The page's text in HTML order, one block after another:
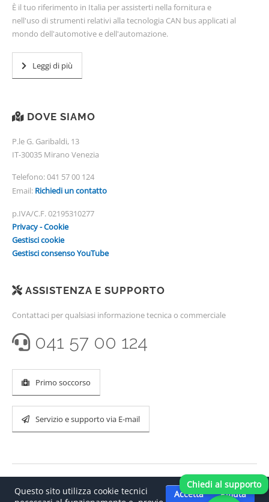
È il tuo riferimento in Italia per assisterti nella fornitura e
nell'uso di strumenti relativi alla tecnologia CAN bus applicati al
mondo dell'automotive e dell'automazione.
Leggi di più
DOVE SIAMO
P.le G. Garibaldi, 13
IT-30035 Mirano Venezia
Telefono:041 57 00 124
Email: Richiedi un contatto
p.IVA/C.F. 02195310277
Privacy - Cookie
Gestisci cookie
Gestisci consenso YouTube
ASSISTENZA E SUPPORTO
Contattaci per qualsiasi informazione tecnica o commerciale
041 57 00 124
Primo soccorso
Servizio e supporto via E-mail
Questo sito utilizza cookie tecnici
Accetta Rifiuta
Chiedi al supporto